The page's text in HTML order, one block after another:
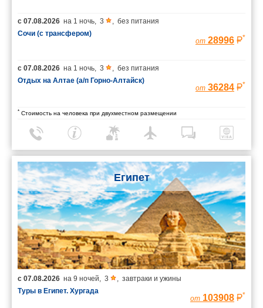
с 07.08.2026 на 1 ночь, 3 , без питания
Сочи (с трансфером)
от 28996 *
с 07.08.2026 на 1 ночь, 3 , без питания
Отдых на Алтае (а/п Горно-Алтайск)
от 36284 *
* Стоимость на человека при двухместном размещении
Египет
с 07.08.2026 на 9 ночей, 3 , завтраки и ужины
Туры в Египет. Хургада
от 103908 *